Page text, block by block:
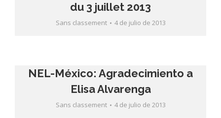
du 3 juillet 2013
Sans classement 4 de julio de 2013
NEL-México: Agradecimiento a
Elisa Alvarenga
Sans classement 4 de julio de 2013